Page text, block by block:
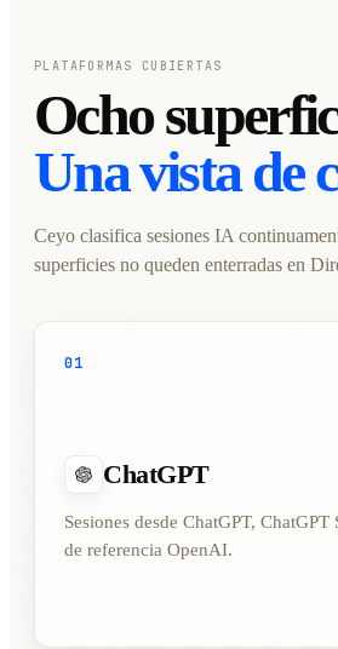
PLATAFORMAS CUBIERTAS
Ocho
Una vista de
Ceyo clasifica sesiones IA
superficies no queden enterradas en
01
ChatGPT
Sesiones desde ChatGPT, ChatGPT
de referencia OpenAI.